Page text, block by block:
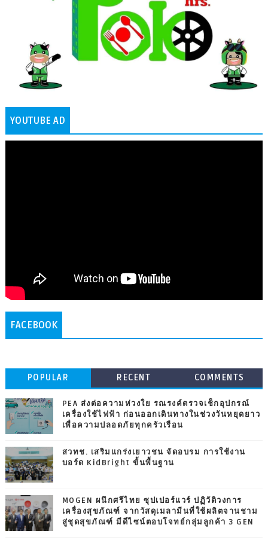
YOUTUBE AD
FACEBOOK
POPULAR RECENT COMMENTS
PEA ส่งต่อความห่วงใย รณรงค์ตรวจเช็กอุปกรณ์
เครื่องใช้ไฟฟ้า ก่อนออกเดินทางในช่วงวันหยุดยาว
เพื่อความปลอดภัยทุกครัวเรือน
สวทช. เสริมแกร่งเยาวชน จัดอบรม การใช้งาน
บอร์ด KidBright ขั้นพื้นฐาน
MOGEN ผนึกศรีไทย ซุปเปอร์แวร์ ปฏิวัติวงการ
เครื่องสุขภัณฑ์ จากวัสดุเมลามีนที่ใช้ผลิตจานชาม
สู่ชุดสุขภัณฑ์ มีดีไซน์ตอบโจทย์กลุ่มลูกค้า 3 GEN